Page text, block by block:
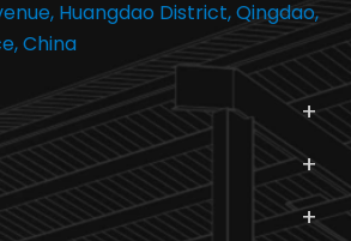
Huangdao District, Qingdao,
China